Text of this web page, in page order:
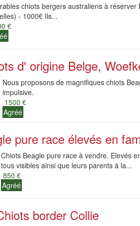
chiots bergers australiens à
- 1000€ Ils...
€
d' origine Belge,
Nous proposons de magnifiques chiots
impulsive.
1500 €
Agréé
pure race élevés en
Chiots Beagle pure race à vendre. Elevés
tous visibles ainsi que leurs parents à la...
850 €
Agréé
border Collie